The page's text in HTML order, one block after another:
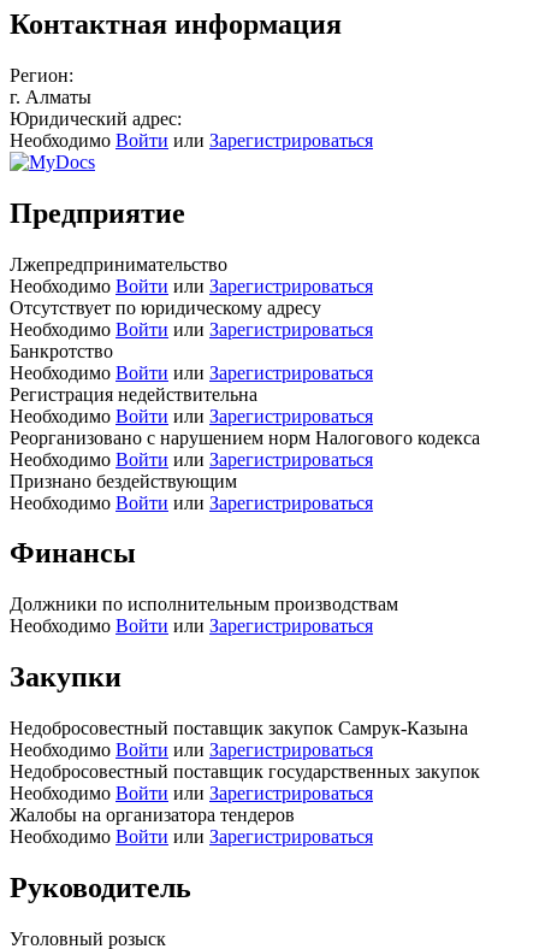
Контактная информация
Регион:
г. Алматы
Юридический адрес:
Необходимо Войти или Зарегистрироваться
Предприятие
Лжепредпринимательство
Необходимо Войти или Зарегистрироваться
Отсутствует по юридическому адресу
Необходимо Войти или Зарегистрироваться
Банкротство
Необходимо Войти или Зарегистрироваться
Регистрация недействительна
Необходимо Войти или Зарегистрироваться
Реорганизовано с нарушением норм Налогового кодекса
Необходимо Войти или Зарегистрироваться
Признано бездействующим
Необходимо Войти или Зарегистрироваться
Финансы
Должники по исполнительным производствам
Необходимо Войти или Зарегистрироваться
Закупки
Недобросовестный поставщик закупок Самрук-Казына
Необходимо Войти или Зарегистрироваться
Недобросовестный поставщик государственных закупок
Необходимо Войти или Зарегистрироваться
Жалобы на организатора тендеров
Необходимо Войти или Зарегистрироваться
Руководитель
Уголовный розыск